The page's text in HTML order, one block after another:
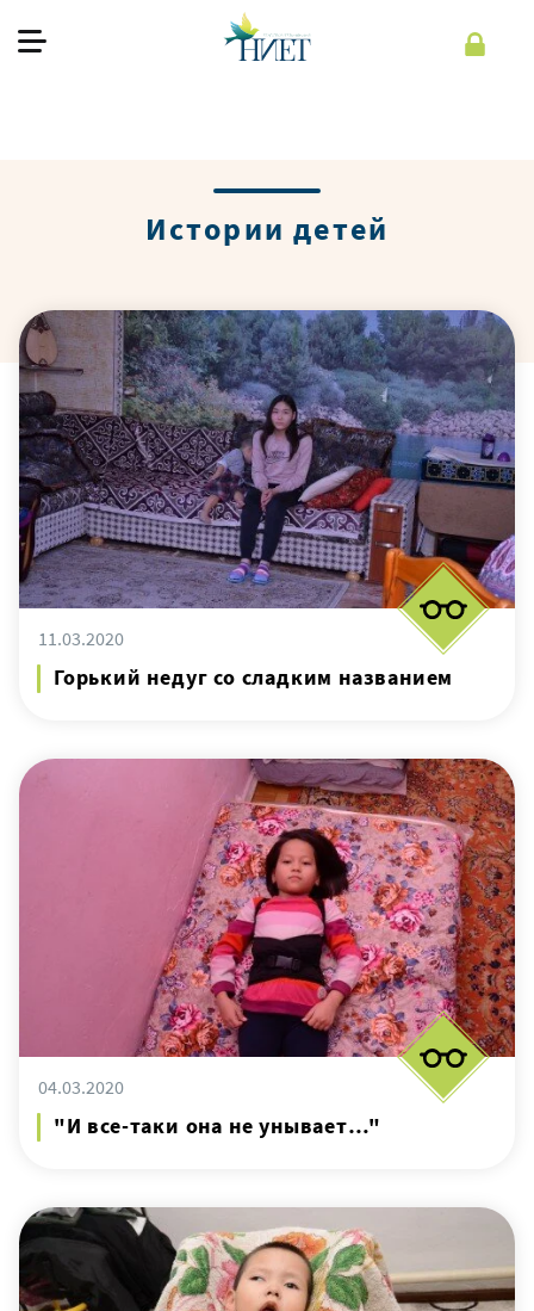
Рус
Регистрация Войти
Истории детей
11.03.2020
Горький недуг со сладким названием
04.03.2020
"И все-таки она не унывает…"